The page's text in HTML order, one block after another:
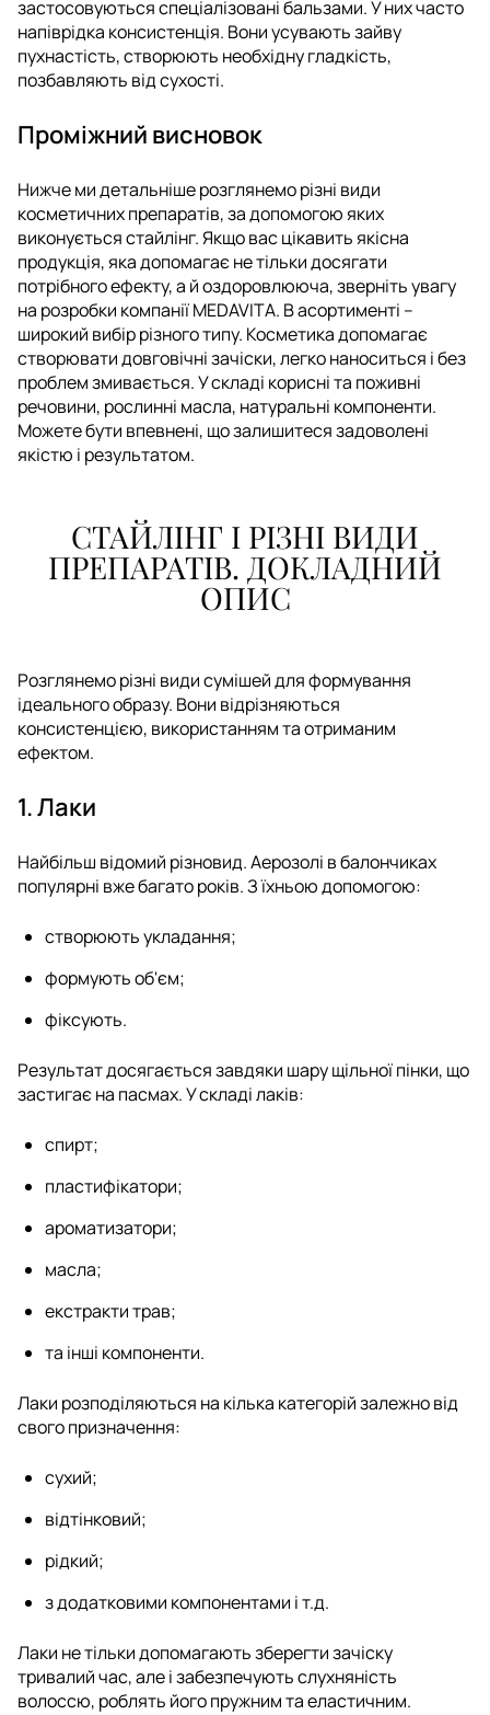
застосовуються спеціалізовані бальзами. У них часто
напіврідка консистенція. Вони усувають зайву
пухнастість, створюють необхідну гладкість,
позбавляють від сухості.
Проміжний висновок
Нижче ми детальніше розглянемо різні види
косметичних препаратів, за допомогою яких
виконується стайлінг. Якщо вас цікавить якісна
продукція, яка допомагає не тільки досягати
потрібного ефекту, а й оздоровлююча, зверніть увагу
на розробки компанії MEDAVITA. В асортименті –
широкий вибір різного типу. Косметика допомагає
створювати довговічні зачіски, легко наноситься і без
проблем змивається. У складі корисні та поживні
речовини, рослинні масла, натуральні компоненти.
Можете бути впевнені, що залишитеся задоволені
якістю і результатом.
СТАЙЛІНГ І РІЗНІ ВИДИ
ПРЕПАРАТІВ. ДОКЛАДНИЙ
ОПИС
Розглянемо різні види сумішей для формування
ідеального образу. Вони відрізняються
консистенцією, використанням та отриманим
ефектом.
1. Лаки
Найбільш відомий різновид. Аерозолі в балончиках
популярні вже багато років. З їхньою допомогою:
створюють укладання;
формують об'єм;
фіксують.
Результат досягається завдяки шару щільної пінки, що
застигає на пасмах. У складі лаків:
спирт;
пластифікатори;
ароматизатори;
масла;
екстракти трав;
та інші компоненти.
Лаки розподіляються на кілька категорій залежно від
свого призначення:
сухий;
відтінковий;
рідкий;
з додатковими компонентами і т.д.
Лаки не тільки допомагають зберегти зачіску
тривалий час, але і забезпечують слухняність
волоссю, роблять його пружним та еластичним.